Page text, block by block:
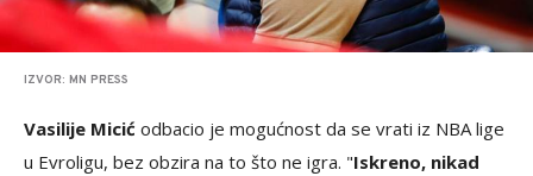
IZVOR: MN PRESS
Vasilije Micić odbacio je mogućnost da se vrati iz NBA lige
u Evroligu, bez obzira na to što ne igra. "Iskreno, nikad